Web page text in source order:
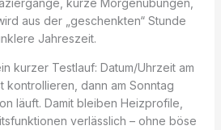
aus der „geschenkten“ Stunde
Jahreszeit.
kurzer Testlauf: Datum/Uhrzeit am
kontrollieren, dann am Sonntag
läuft. Damit bleiben Heizprofile,
verlässlich – ohne böse